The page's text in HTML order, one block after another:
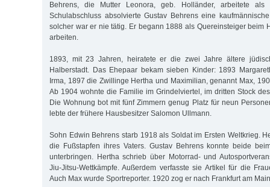
Behrens, die Mutter Leonora, geb. Holländer, arbeitete als
Schulabschluss absolvierte Gustav Behrens eine
solcher war er nie tätig. Er begann 1888 als Quereinsteiger beim
arbeiten.
1893, mit 23 Jahren, heiratete er die zwei Jahre ältere
Halberstadt. Das Ehepaar bekam sieben Kinder: 1893
Irma, 1897 die Zwillinge Hertha und Maximilian, genannt Max,
Ab 1904 wohnte die Familie im Grindelviertel, im dritten Stock
Die Wohnung bot mit fünf Zimmern genug Platz für neun
lebte der frühere Hausbesitzer Salomon Ullmann.
Sohn Edwin Behrens starb 1918 als Soldat im Ersten Weltkrieg.
die Fußstapfen ihres Vaters. Gustav Behrens konnte beide
unterbringen. Hertha schrieb über Motorrad- und
Jiu-Jitsu-Wettkämpfe. Außerdem verfasste sie Artikel für die
Auch Max wurde Sportreporter. 1920 zog er nach Frankfurt am